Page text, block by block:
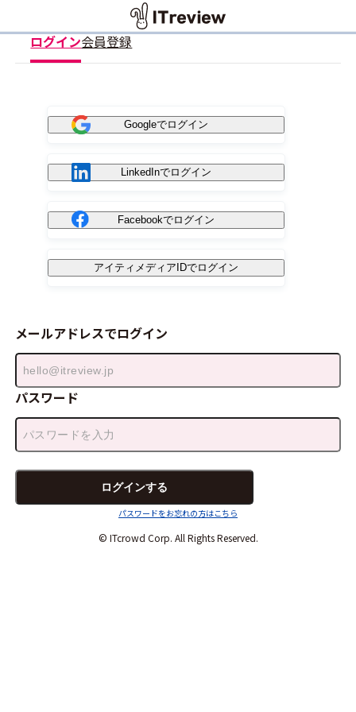
ログイン会員登録
Googleでログイン
LinkedInでログイン
Facebookでログイン
アイティメディアIDでログイン
メールアドレスでログイン
パスワード
パスワードをお忘れの方はこちら
© ITcrowd Corp. All Rights Reserved.